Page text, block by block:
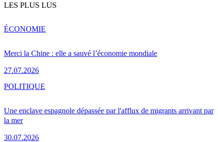
LES PLUS LUS
Merci la Chine : elle a sauvé l’économie mondiale
27.07.2026
ÉCONOMIE
Une enclave espagnole dépassée par l'afflux de migrants arrivant par
la mer
30.07.2026
POLITIQUE